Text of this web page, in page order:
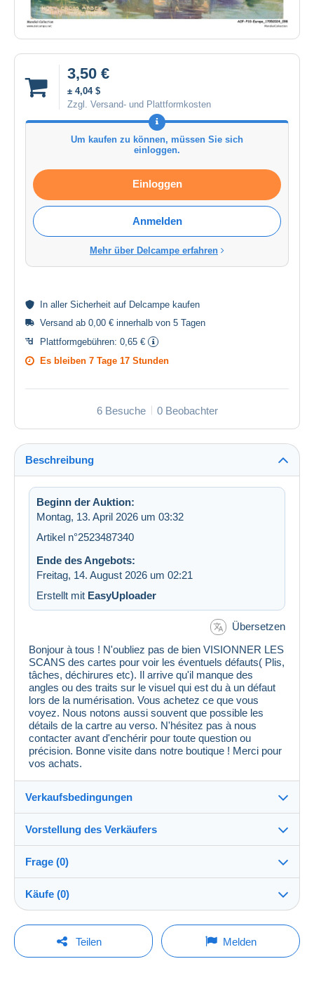
3,50 €
± 4,04 $
Zzgl. Versand- und Plattformkosten
Um kaufen zu können, müssen Sie sich
einloggen.
Einloggen
Anmelden
Mehr über Delcampe erfahren
In aller Sicherheit auf Delcampe kaufen
Versand ab 0,00 € innerhalb von 5 Tagen
Plattformgebühren: 0,65 €
Es bleiben 7 Tage 17 Stunden
6 Besuche 0 Beobachter
Beschreibung
Beginn der Auktion:
Montag, 13. April 2026 um 03:32
Artikel n°2523487340
Ende des Angebots:
Freitag, 14. August 2026 um 02:21
Erstellt mit EasyUploader
Übersetzen
Bonjour à tous ! N'oubliez pas de bien VISIONNER LES
SCANS des cartes pour voir les éventuels défauts( Plis,
tâches, déchirures etc). Il arrive qu'il manque des
angles ou des traits sur le visuel qui est du à un défaut
lors de la numérisation. Vous achetez ce que vous
voyez. Nous notons aussi souvent que possible les
détails de la cartre au verso. N'hésitez pas à nous
contacter avant d'enchérir pour toute question ou
précision. Bonne visite dans notre boutique ! Merci pour
vos achats.
Verkaufsbedingungen
Verkaufsbedingungen im Detail
Versand nach Zahlung innerhalb von 5 Tagen
Rücksendekosten gehen zu Lasten
des Käufers.
Alle Angaben zu Fristen bezüglich der Rücksendung
Vorstellung des Verkäufers
MondialCollection100%(36085x)
PRO
Shop
Nachname:
Frage (0)
Um eine Frage stellen zu können, müssen Sie
Käufe (0)
Letzte Aktualisierung: 09:04:18
Teilen Melden